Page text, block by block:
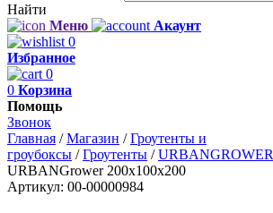
Найти
Меню
Акаунт
0
Избранное
0
0 Корзина
Помощь
Звонок
Главная /Магазин /Гроутенты и
гроубоксы /Гроутенты /URBANGROWER
URBANGrower 200х100х200
Артикул: 00-00000984